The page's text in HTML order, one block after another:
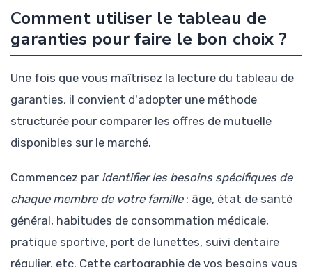
Comment utiliser le tableau de
garanties pour faire le bon choix ?
Une fois que vous maîtrisez la lecture du tableau de
garanties, il convient d'adopter une méthode
structurée pour comparer les offres de mutuelle
disponibles sur le marché.
Commencez par identifier les besoins spécifiques de
chaque membre de votre famille: âge, état de santé
général, habitudes de consommation médicale,
pratique sportive, port de lunettes, suivi dentaire
régulier, etc. Cette cartographie de vos besoins vous